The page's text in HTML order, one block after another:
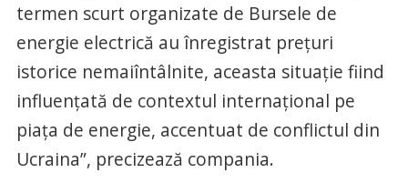
termen scurt organizate de Bursele de
energie electrică au înregistrat preţuri
istorice nemaiîntâlnite, aceasta situaţie fiind
influenţată de contextul internaţional pe
piaţa de energie, accentuat de conflictul din
Ucraina”, precizează compania.